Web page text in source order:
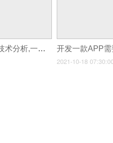
开发一款APP的技术分析,一款APP的服务内容
2021-10-18